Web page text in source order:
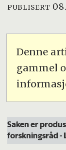
PUBLISERT
Denne
gammel
Saken er
forskningsråd-